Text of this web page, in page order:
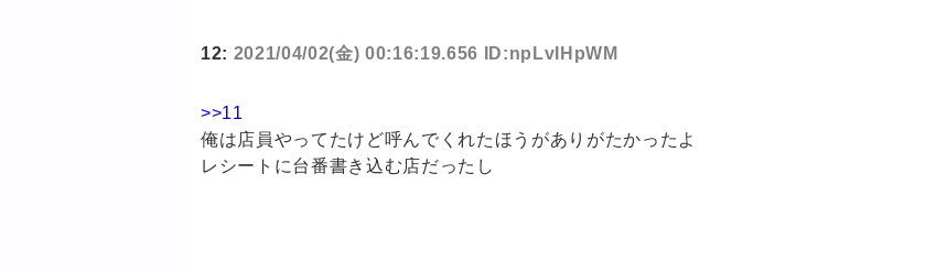
12: 2021/04/02(金) 00:16:19.656 ID:npLvIHpWM
>>11
俺は店員やってたけど呼んでくれたほうがありがたかったよ
レシートに台番書き込む店だったし